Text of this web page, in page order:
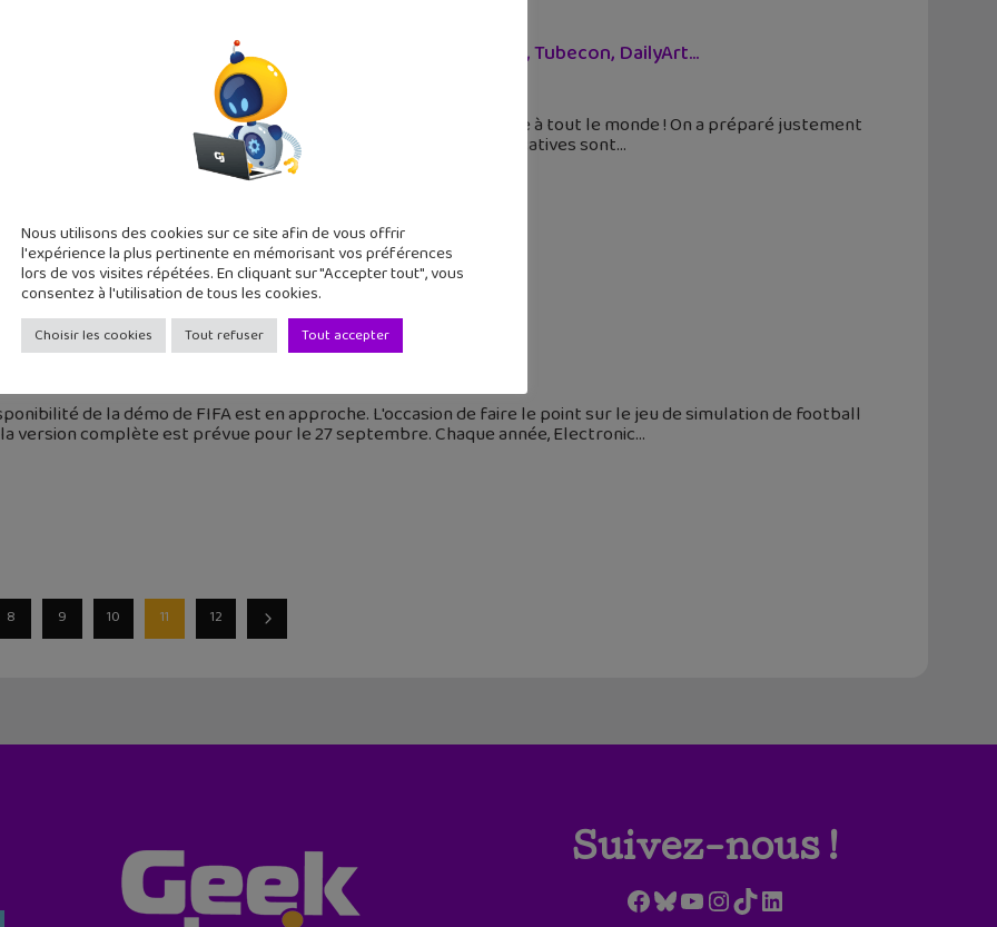
Geek #118 : c’est la rentrée geek ! NumWorks, Dark Crystal, Tubecon, DailyArt...
c'est la rentrée des classes et on souhaite par avance bon courage à tout le monde ! On a préparé justement
articles sur le sujet. Et d'autres articles sur les solutions éducatives sont
FIFA 20 : date de lancement et liste des clubs jouables
de la démo de FIFA est en approche. L'occasion de faire le point sur le jeu de simulation de football
version complète est prévue pour le 27 septembre. Chaque année, Electronic
8 9 10 11 12
Suivez-nous !
Facebook
Bluesky
YouTube
Instagram
TikTokLinkedIn
Nous utilisons des cookies sur ce site afin de vous offrir
l'expérience la plus pertinente en mémorisant vos préférences
lors de vos visites répétées. En cliquant sur "Accepter tout", vous
consentez à l'utilisation de tous les cookies.
Choisir les cookies Tout refuser Tout accepter